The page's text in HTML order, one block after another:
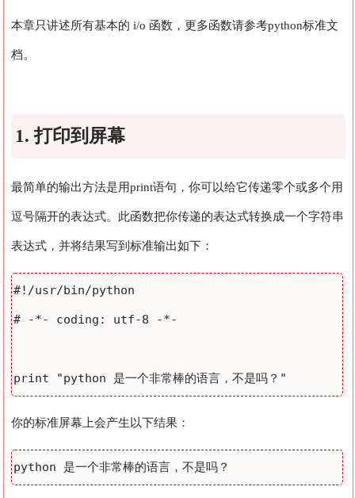
本章只讲述所有基本的 i/o 函数，更多函数请参考python标准文
档。
1. 打印到屏幕
最简单的输出方法是用print语句，你可以给它传递零个或多个用
逗号隔开的表达式。此函数把你传递的表达式转换成一个字符串
表达式，并将结果写到标准输出如下：
#!/usr/bin/python
# -*- coding: utf-8 -*-
你的标准屏幕上会产生以下结果：